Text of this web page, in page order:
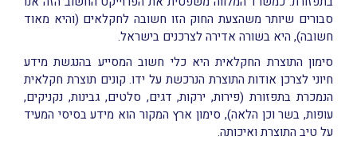
סבורים שיותר משהצעת החוק הזו חשובה לחקלאים (והיא מאוד
חשובה), היא בשורה אדירה לצרכנים בישראל.
סימון התוצרת החקלאית היא כלי חשוב המסייע בהנגשת מידע
חיוני לצרכן אודות התוצרת הנרכשת על ידו. קונים תוצרת חקלאית
הנמכרת בתפזורת (פירות, ירקות, דגים, סלטים, גבינות, נקניקים,
עופות, בשר וכן הלאה), סימון ארץ המקור הוא מידע בסיסי המעיד
על טיב התוצרת ואיכותה.